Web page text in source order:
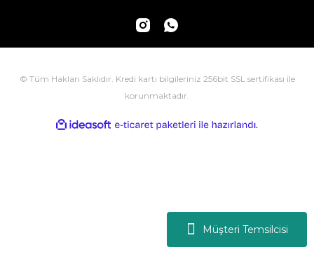
Müşteri Temsilcisi
© Tüm Hakları Saklıdır. Kredi kartı bilgileriniz 256bit SSL sertifikası ile
korunmaktadır.
ideasoft
e-